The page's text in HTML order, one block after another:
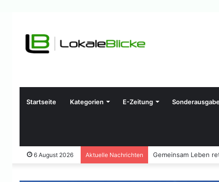
Startseite Kategorien E-Zeitung
6 August 2026 Aktuelle Nachrichten Gemeinsam Leben